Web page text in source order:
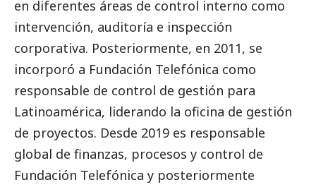
en diferentes áreas de control interno como
intervención, auditoría e inspección
corporativa. Posteriormente, en 2011, se
incorporó a Fundación Telefónica como
responsable de control de gestión para
Latinoamérica, liderando la oficina de gestión
de proyectos. Desde 2019 es responsable
global de finanzas, procesos y control de
Fundación Telefónica y posteriormente